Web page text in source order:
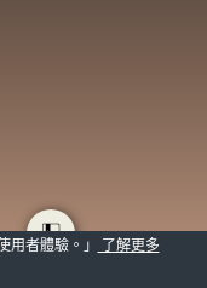
用者體驗。」
了解更多